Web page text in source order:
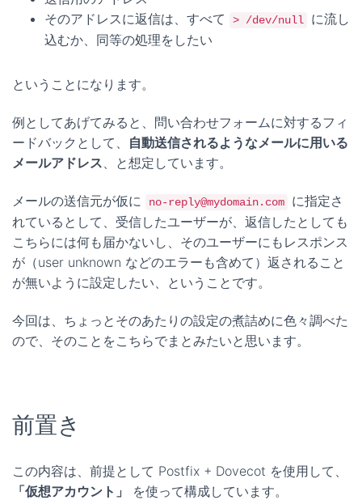
そのアドレスに返信は、すべて
> /dev/null
に流し
込むか、同等の処理をしたい
ということになります。
例としてあげてみると、問い合わせフォームに対するフィ
ードバックとして、 自動送信されるようなメールに用いる
メールアドレス、と想定しています。
メールの送信元が仮に no-reply@mydomain.com
に指定さ
れているとして、受信したユーザーが、返信したとしても
こちらには何も届かないし、そのユーザーにもレスポンス
が（user unknown などのエラーも含めて）返されること
が無いように設定したい、ということです。
今回は、ちょっとそのあたりの設定の煮詰めに色々調べた
ので、そのことをこちらでまとみたいと思います。
前置き
この内容は、前提として Postfix + Dovecot を使用して、
「仮想アカウント」
を使って構成しています。